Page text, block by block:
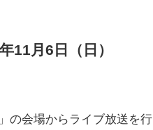
11月6日（日）
会場からライブ放送を行